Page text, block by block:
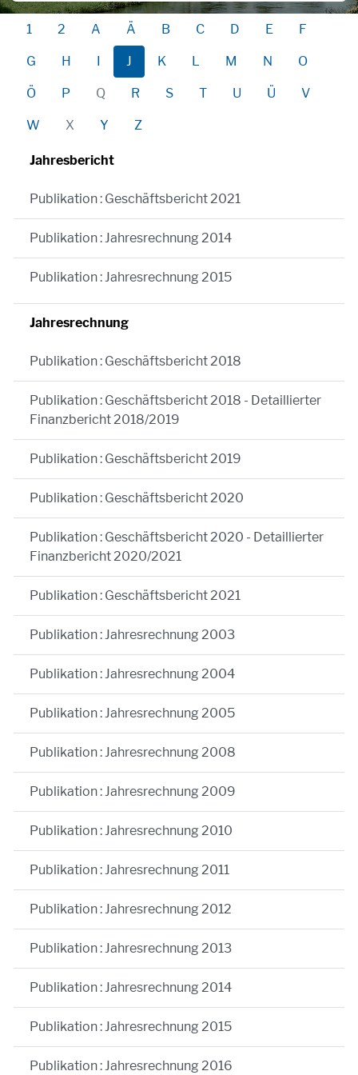
1 2 A Ä B C D E F
G H I J K L M N O
Ö P Q R S T U Ü V
W X Y Z
Jahresbericht
Publikation : Geschäftsbericht 2021
Publikation : Jahresrechnung 2014
Publikation : Jahresrechnung 2015
Jahresrechnung
Publikation : Geschäftsbericht 2018
Publikation : Geschäftsbericht 2018 - Detaillierter
Finanzbericht 2018/2019
Publikation : Geschäftsbericht 2019
Publikation : Geschäftsbericht 2020
Publikation : Geschäftsbericht 2020 - Detaillierter
Finanzbericht 2020/2021
Publikation : Geschäftsbericht 2021
Publikation : Jahresrechnung 2003
Publikation : Jahresrechnung 2004
Publikation : Jahresrechnung 2005
Publikation : Jahresrechnung 2008
Publikation : Jahresrechnung 2009
Publikation : Jahresrechnung 2010
Publikation : Jahresrechnung 2011
Publikation : Jahresrechnung 2012
Publikation : Jahresrechnung 2013
Publikation : Jahresrechnung 2014
Publikation : Jahresrechnung 2015
Publikation : Jahresrechnung 2016